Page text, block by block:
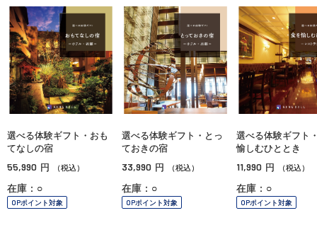
選べる体験ギフト・おも
てなしの宿
55,990 円 （税込）
在庫：○
OPポイント対象
選べる体験ギフト・とっ
ておきの宿
33,990 円 （税込）
在庫：○
OPポイント対象
選べる体験ギフト
愉しむひととき
11,990 円 （税込）
在庫：○
OPポイント対象